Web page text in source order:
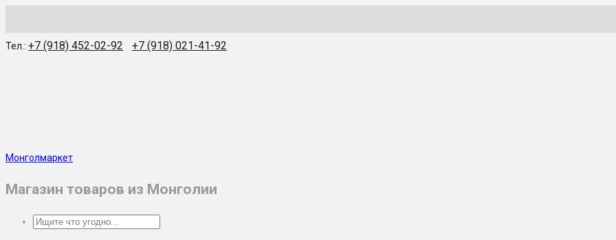
Тел.: +7 (918) 452-02-92 +7 (918) 021-41-92
Монголмаркет
Магазин товаров из Монголии